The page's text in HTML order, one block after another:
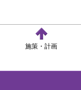
施策・計画